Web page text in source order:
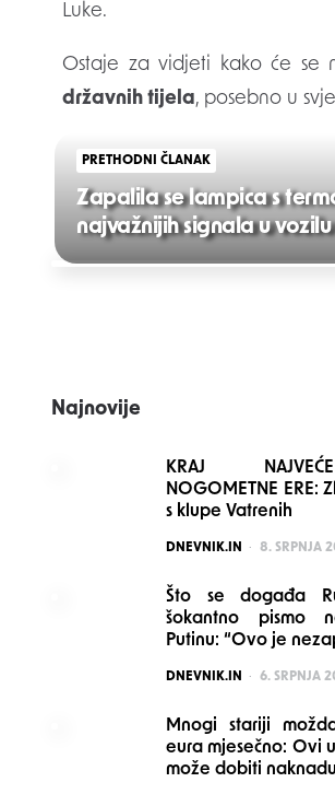
Luke.
Ostaje za vidjeti kako će se
državnih tijela, posebno u
Post
PRETHODNI ČLANAK
Zapalila se lampica s
najvažnijih signala u vozilu
Najnovije
KRAJ
NOGOMETNE ERE:
s klupe Vatrenih
POSTED
DNEVNIK.IN 8. SRPNJA
Što se događa
šokantno pismo
Putinu: “Ovo je
POSTED
DNEVNIK.IN 6. SRPNJA
Mnogi stariji
eura mjesečno: Ovi
može dobiti naknadu